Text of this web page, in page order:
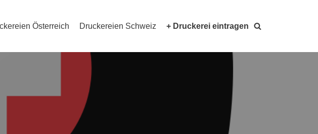
Österreich Druckereien Schweiz + Druckerei eintragen